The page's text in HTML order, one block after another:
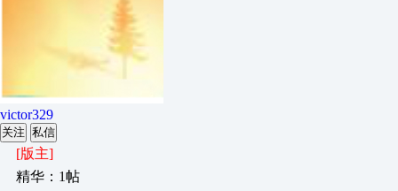
victor329
关注 私信
[版主]
精华：1帖